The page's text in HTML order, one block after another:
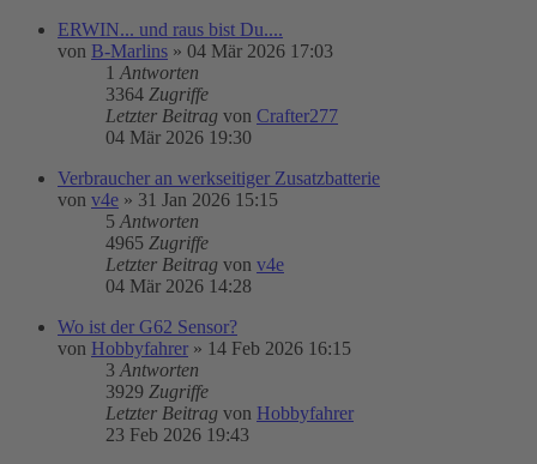
ERWIN... und raus bist Du....
von B-Marlins » 04 Mär 2026 17:03
1 Antworten
3364 Zugriffe
Letzter Beitrag von Crafter277
04 Mär 2026 19:30
Verbraucher an werkseitiger Zusatzbatterie
von v4e » 31 Jan 2026 15:15
5 Antworten
4965 Zugriffe
Letzter Beitrag von v4e
04 Mär 2026 14:28
Wo ist der G62 Sensor?
von Hobbyfahrer » 14 Feb 2026 16:15
3 Antworten
3929 Zugriffe
Letzter Beitrag von Hobbyfahrer
23 Feb 2026 19:43